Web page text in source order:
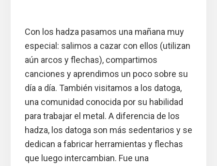
Con los hadza pasamos una mañana muy
especial: salimos a cazar con ellos (utilizan
aún arcos y flechas), compartimos
canciones y aprendimos un poco sobre su
día a día. También visitamos a los datoga,
una comunidad conocida por su habilidad
para trabajar el metal. A diferencia de los
hadza, los datoga son más sedentarios y se
dedican a fabricar herramientas y flechas
que luego intercambian. Fue una